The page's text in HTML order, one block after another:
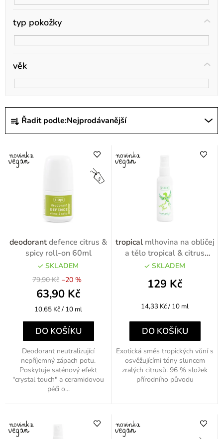
Ř
a
e
o
Řadit podle:Nejprodávanější
typ pokožky
věk
deodorantdefence citrus &
spicy roll-on 60ml
SKLADEM
79,90 Kč
63,90 Kč
–20 %
Měrná
10,65 Kč / 10 ml
DO KOŠÍKU
Deodorant neutralizující
nepříjemný zápach potu.
Poskytuje saténový efekt
"crystal touch" a ceramidovou
péči o...
tropical mlhovina na obličej
a tělo tropical & citrus
90ml
SKLADEM
129 Kč
Měrná
14,33 Kč / 10 ml
DO KOŠÍKU
Exotická směs tropických vůní s
osvěžujícími tóny sluncem
zralých citrusů. 96 % složek
přírodního původu